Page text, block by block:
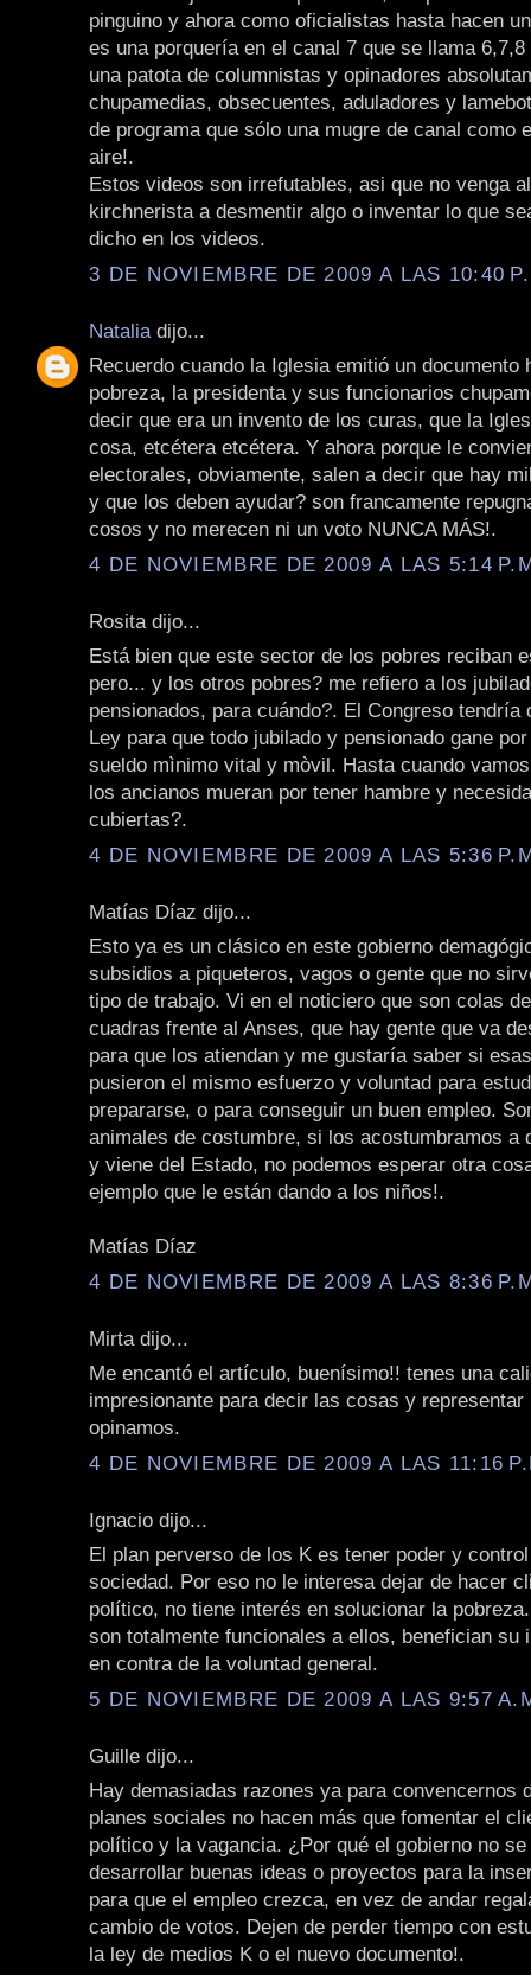
pinguino y ahora como oficialistas hasta hacen
es una porquería en el canal 7 que se llama
una patota de columnistas y opinadores
chupamedias, obsecuentes, aduladores y
de programa que sólo una mugre de canal como
aire!.
Estos videos son irrefutables, asi que no venga
kirchnerista a desmentir algo o inventar lo que
dicho en los videos.
3 DE NOVIEMBRE DE 2009 A LAS 10:40
Natalia dijo...
Recuerdo cuando la Iglesia emitió un documento
pobreza, la presidenta y sus funcionarios
decir que era un invento de los curas, que la
cosa, etcétera etcétera. Y ahora porque le
electorales, obviamente, salen a decir que hay
y que los deben ayudar? son francamente
cosos y no merecen ni un voto NUNCA MÁS!.
4 DE NOVIEMBRE DE 2009 A LAS 5:14
Rosita dijo...
Está bien que este sector de los pobres reciban
pero... y los otros pobres? me refiero a los
pensionados, para cuándo?. El Congreso tendría
Ley para que todo jubilado y pensionado gane
sueldo mìnimo vital y mòvil. Hasta cuando
los ancianos mueran por tener hambre y
cubiertas?.
4 DE NOVIEMBRE DE 2009 A LAS 5:36
Matías Díaz dijo...
Esto ya es un clásico en este gobierno
subsidios a piqueteros, vagos o gente que no
tipo de trabajo. Vi en el noticiero que son colas
cuadras frente al Anses, que hay gente que va
para que los atiendan y me gustaría saber si
pusieron el mismo esfuerzo y voluntad para
prepararse, o para conseguir un buen empleo.
animales de costumbre, si los acostumbramos a
y viene del Estado, no podemos esperar otra
ejemplo que le están dando a los niños!.
Matías Díaz
4 DE NOVIEMBRE DE 2009 A LAS 8:36
Mirta dijo...
Me encantó el artículo, buenísimo!! tenes una
impresionante para decir las cosas y representar
opinamos.
4 DE NOVIEMBRE DE 2009 A LAS 11:16
Ignacio dijo...
El plan perverso de los K es tener poder y
sociedad. Por eso no le interesa dejar de hacer
político, no tiene interés en solucionar la
son totalmente funcionales a ellos, benefician su
en contra de la voluntad general.
5 DE NOVIEMBRE DE 2009 A LAS 9:57
Guille dijo...
Hay demasiadas razones ya para convencernos
planes sociales no hacen más que fomentar el
político y la vagancia. ¿Por qué el gobierno no
desarrollar buenas ideas o proyectos para la
para que el empleo crezca, en vez de andar
cambio de votos. Dejen de perder tiempo con
la ley de medios K o el nuevo documento!.